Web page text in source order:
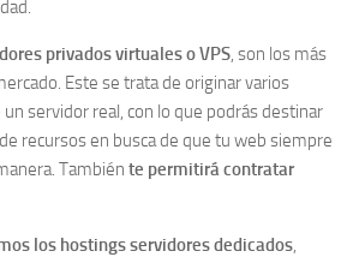
privados virtuales o VPS, son los más
Este se trata de originar varios
servidor real, con lo que podrás destinar
recursos en busca de que tu web siempre
También te permitirá contratar
los hostings servidores dedicados,